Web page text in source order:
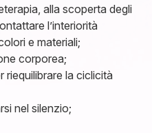
alla scoperta degli
l’interiorità
e materiali;
corporea;
riequilibrare la ciclicità
nel silenzio;